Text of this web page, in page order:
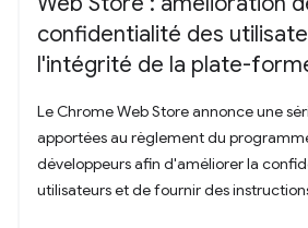
confidentialité des
l'intégrité de la plate-
Le Chrome Web Store annonce une
apportées au règlement du
développeurs afin d'améliorer la
utilisateurs et de fournir des